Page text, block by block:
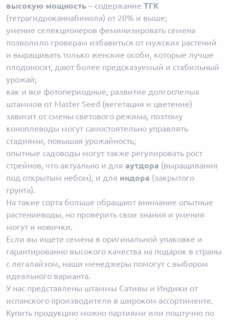
высокую мощность – содержание ТГК
(тетрагидроканнабинола) от 20% и выше;
умение селекционеров феминизировать семена
позволило гроверам избавиться от мужских растений
и выращивать только женские особи, которые лучше
плодоносят, дают более предсказуемый и стабильный
урожай;
как и все фотопериодные, развитие долгоспелых
штаммов от Master Seed (вегетация и цветение)
зависит от смены светового режима, поэтому
коноплеводы могут самостоятельно управлять
стадиями, повышая урожайность;
опытные садоводы могут также регулировать рост
стрейнов, что актуально и для аутдора (выращивания
под открытым небом), и для индора (закрытого
грунта).
На такие сорта больше обращают внимание опытные
растениеводы, но проверить свои знания и умения
могут и новички.
Если вы ищете семена в оригинальной упаковке и
гарантированно высокого качества на подарок в страны
с легалайзом, наши менеджеры помогут с выбором
идеального варианта.
У нас представлены штаммы Сативы и Индики от
испанского производителя в широком ассортименте.
Купить продукцию можно партиями или поштучно по